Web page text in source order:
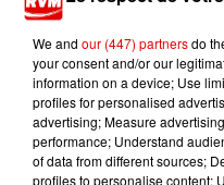
TITRES DIFFUSÉS
We and our (447) partnersdo
your consent and/or our
information on a device; Use
profiles for personalised
advertising; Measure
performance; Understand
of data from different sources;
profiles to personalise content;